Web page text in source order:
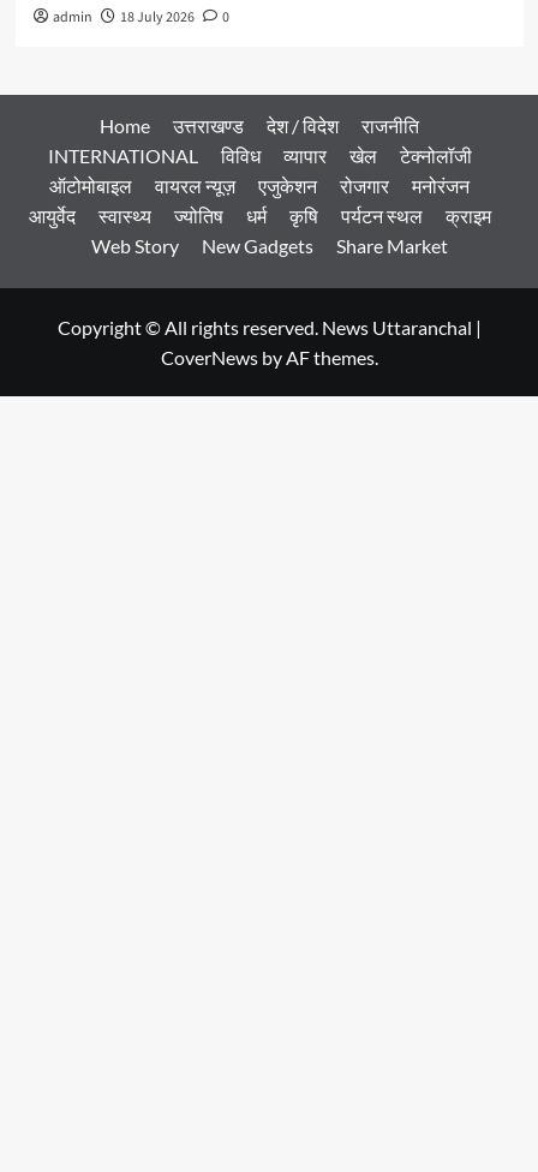
admin 18 July 2026 0
Home उत्तराखण्ड देश / विदेश
राजनीति
INTERNATIONAL
विविध व्यापार खेल
टेक्नोलॉजी
ऑटोमोबाइल
वायरल न्यूज़ एजुकेशन रोजगार
मनोरंजन
आयुर्वेद
स्वास्थ्य ज्योतिष धर्म कृषि पर्यटन स्थल
क्राइम
Web Story
New Gadgets Share Market
Copyright © All rights reserved. News Uttaranchal |
CoverNewsby AF themes.